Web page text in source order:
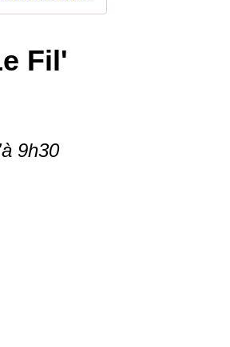
Fil'
9h30